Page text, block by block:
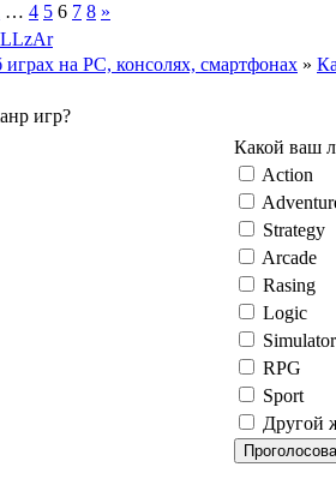
… 4 5 6 7 8 »
играх на PC, консолях, смартфонах »
игр?
Какой ваш
Action
Strategy
Arcade
Rasing
Logic
Simulator
RPG
Sport
Другой